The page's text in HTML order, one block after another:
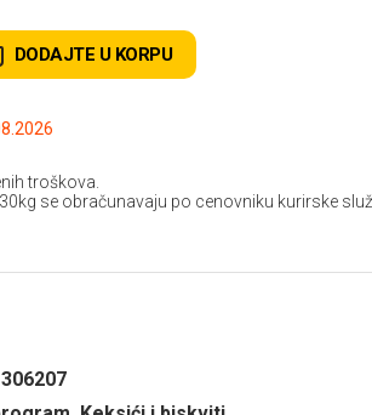
DODAJTE U KORPU
do: 15.08.2026
troškova.
se obračunavaju po cenovniku kurirske